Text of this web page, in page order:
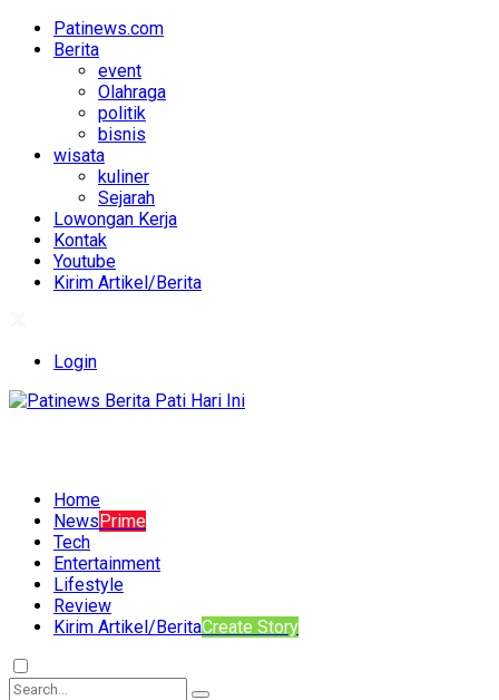
Patinews.com
Berita
event
Olahraga
politik
bisnis
wisata
kuliner
Sejarah
Lowongan Kerja
Kontak
Youtube
Kirim Artikel/Berita
Login
Home
NewsPrime
Tech
Entertainment
Lifestyle
Review
Kirim Artikel/BeritaCreate Story